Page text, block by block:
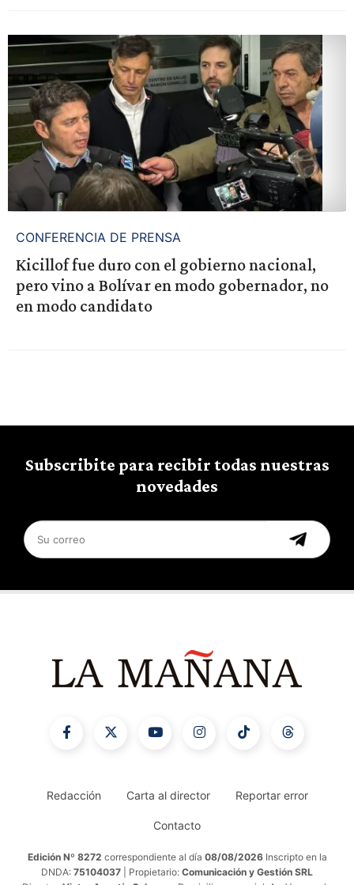
CONFERENCIA DE PRENSA
Kicillof fue duro con el gobierno nacional,
pero vino a Bolívar en modo gobernador, no
en modo candidato
Subscribite para recibir todas nuestras
novedades
Redacción Carta al director Reportar error
Contacto
Edición Nº 8272 correspondiente al día 08/08/2026 Inscripto en la
DNDA: 75104037 | Propietario: Comunicación y Gestión SRL